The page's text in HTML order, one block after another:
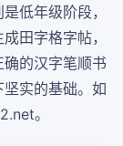
低年级阶段，
田字格字帖，
的汉字笔顺书
实的基础。如
。